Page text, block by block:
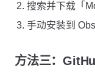
搜索并下载「
手动安装到
方法三：